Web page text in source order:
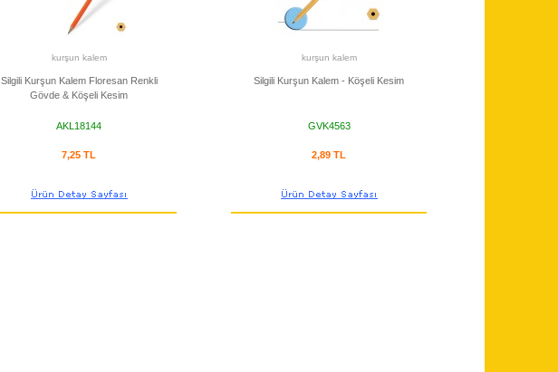
kurşun kalem
Silgili Kurşun Kalem Floresan Renkli
Gövde & Köşeli Kesim
AKL18144
7,25 TL
kurşun kalem
Silgili Kurşun Kalem - Köşeli Kesim
GVK4563
2,89 TL